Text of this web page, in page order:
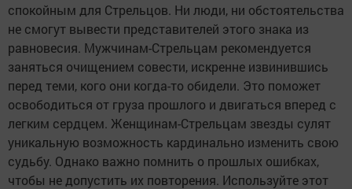
спокойным для Стрельцов. Ни люди, ни обстоятельства
не смогут вывести представителей этого знака из
равновесия. Мужчинам-Стрельцам рекомендуется
заняться очищением совести, искренне извинившись
перед теми, кого они когда-то обидели. Это поможет
освободиться от груза прошлого и двигаться вперед с
легким сердцем. Женщинам-Стрельцам звезды сулят
уникальную возможность кардинально изменить свою
судьбу. Однако важно помнить о прошлых ошибках,
чтобы не допустить их повторения. Используйте этот